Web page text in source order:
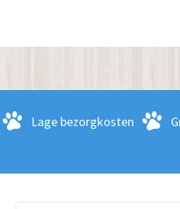
Lage bezorgkosten